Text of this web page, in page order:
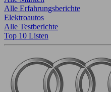
Alle Erfahrungsberichte
Elektroautos
Alle Testberichte
Top 10 Listen